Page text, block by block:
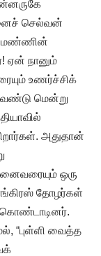
செல்வன்
மண்ணின்
ஏன் நானும்
உணர்ச்சிக்
வேண்டு மென்று
அதுதான்
ஒரு
தோழர்கள்
கொண்டாடினர்.
“புள்ளி வைத்த